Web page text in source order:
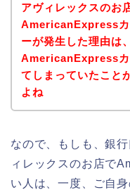
アヴィレックスのお
AmericanExpressカ
ーが発生した理由は
AmericanExpressカ
てしまっていたこと
よね
なので、もしも、銀
ィレックスのお店で
い人は、一度、ご自